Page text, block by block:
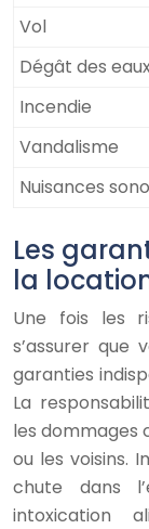
Vol
Dégât des
Incendie
Vandalisme
Nuisances
Les
la
Une fois les
s’assurer que
garanties
La
les dommages
ou les voisins.
chute dans
intoxication